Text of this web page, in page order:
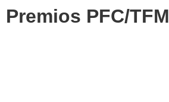
Premios PFC/TFM